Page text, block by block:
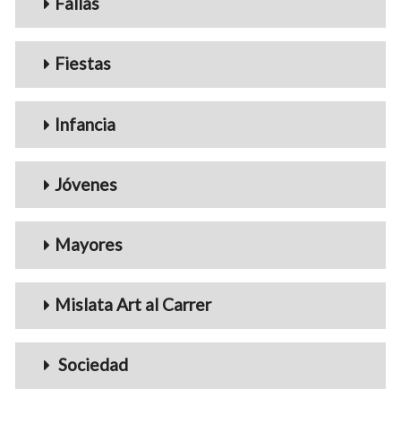
Fiestas
Infancia
Jóvenes
Mayores
Mislata Art al Carrer
Sociedad